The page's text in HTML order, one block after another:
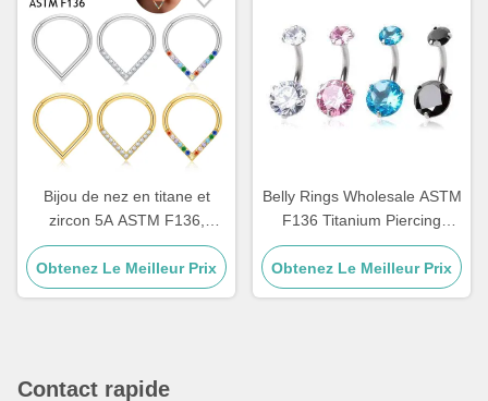
Bijou de nez en titane et
zircon 5A ASTM F136,
piercing corporel en forme
de goutte d'eau
Obtenez Le Meilleur Prix
Belly Rings Wholesale ASTM
F136 Titanium Piercing
Jewelry for Women
Obtenez Le Meilleur Prix
Contact rapide